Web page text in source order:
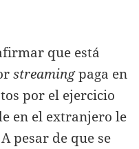
que está
streamingpaga en
por el ejercicio
en el extranjero le
pesar de que se